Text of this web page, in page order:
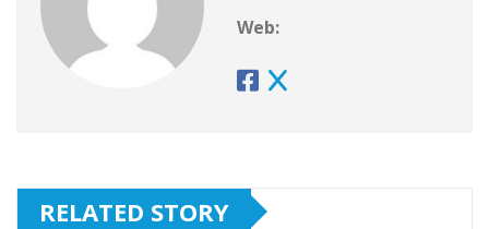
Web:
RELATED STORY